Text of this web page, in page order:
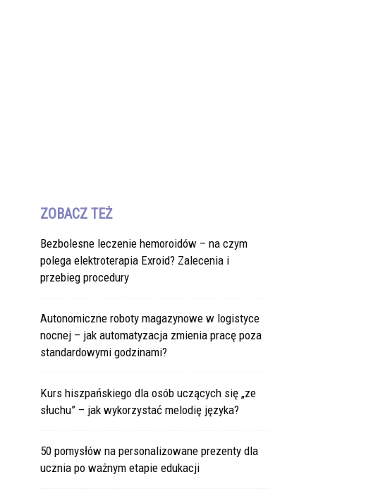
ZOBACZ TEŻ
Bezbolesne leczenie hemoroidów – na czym
polega elektroterapia Exroid? Zalecenia i
przebieg procedury
Autonomiczne roboty magazynowe w logistyce
nocnej – jak automatyzacja zmienia pracę poza
standardowymi godzinami?
Kurs hiszpańskiego dla osób uczących się „ze
słuchu” – jak wykorzystać melodię języka?
50 pomysłów na personalizowane prezenty dla
ucznia po ważnym etapie edukacji